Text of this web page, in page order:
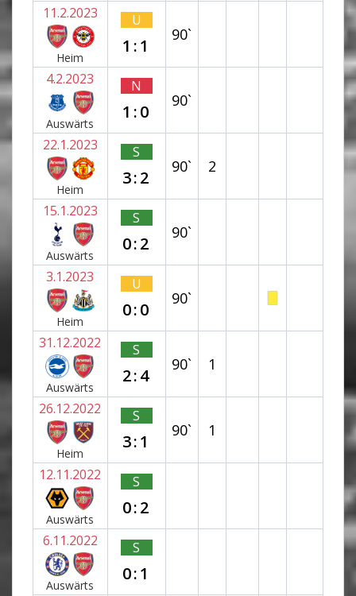
11.2.2023
Heim
U
1:1
90`
4.2.2023
Auswärts
N
1:0
90`
22.1.2023
Heim
S
3:2
90` 2
15.1.2023
Auswärts
S
0:2
90`
3.1.2023
Heim
U
0:0
90`
31.12.2022
Auswärts
S
2:4
90` 1
26.12.2022
Heim
S
3:1
90` 1
12.11.2022
Auswärts
S
0:2
6.11.2022
Auswärts
S
0:1